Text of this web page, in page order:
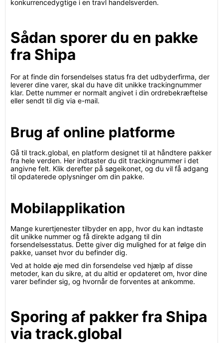
konkurrencedygtige i en travl handelsverden.
Sådan sporer du en pakke
fra Shipa
For at finde din forsendelses status fra det udbyderfirma, der
leverer dine varer, skal du have dit unikke trackingnummer
klar. Dette nummer er normalt angivet i din ordrebekræftelse
eller sendt til dig via e-mail.
Brug af online platforme
Gå til track.global, en platform designet til at håndtere pakker
fra hele verden. Her indtaster du dit trackingnummer i det
angivne felt. Klik derefter på søgeikonet, og du vil få adgang
til opdaterede oplysninger om din pakke.
Mobilapplikation
Mange kurertjenester tilbyder en app, hvor du kan indtaste
dit unikke nummer og få direkte adgang til din
forsendelsesstatus. Dette giver dig mulighed for at følge din
pakke, uanset hvor du befinder dig.
Ved at holde øje med din forsendelse ved hjælp af disse
metoder, kan du sikre, at du altid er opdateret om, hvor dine
varer befinder sig, og hvornår de forventes at ankomme.
Sporing af pakker fra Shipa
via track.global